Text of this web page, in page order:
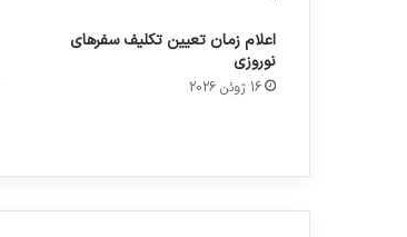
اعلام زمان تعیین تکلیف سفرهای
نوروزی
16 ژوئن 2026